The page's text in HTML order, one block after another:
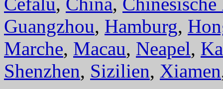
Guangzhou, Hamburg,
Marche, Macau, Neapel,
Shenzhen, Sizilien, Xiamen